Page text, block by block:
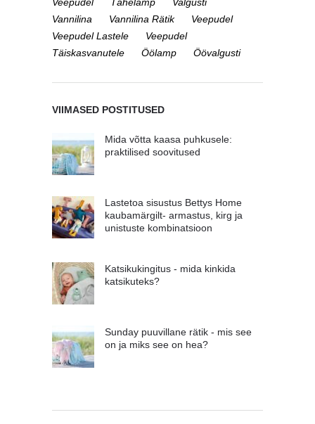
Vannilina
Vannilina Rätik
Veepudel
Veepudel Lastele
Veepudel
Täiskasvanutele
Öölamp Öövalgusti
VIIMASED POSTITUSED
Mida võtta kaasa puhkusele:
praktilised soovitused
Lastetoa sisustus Bettys Home
kaubamärgilt- armastus, kirg ja
unistuste kombinatsioon
Katsikukingitus - mida kinkida
katsikuteks?
Sunday puuvillane rätik - mis see
on ja miks see on hea?